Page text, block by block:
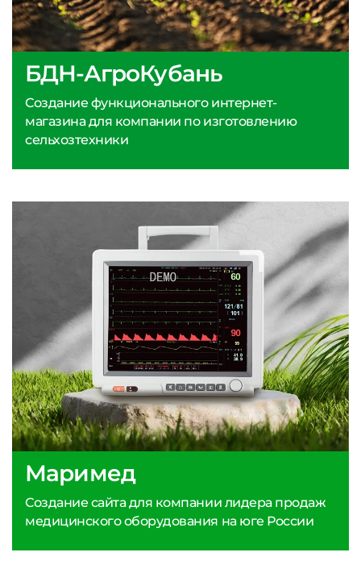
БДН-АгроКубань
Создание функционального интернет-
магазина для компании по изготовлению
сельхозтехники
Маримед
Создание сайта для компании лидера продаж
медицинского оборудования на юге России